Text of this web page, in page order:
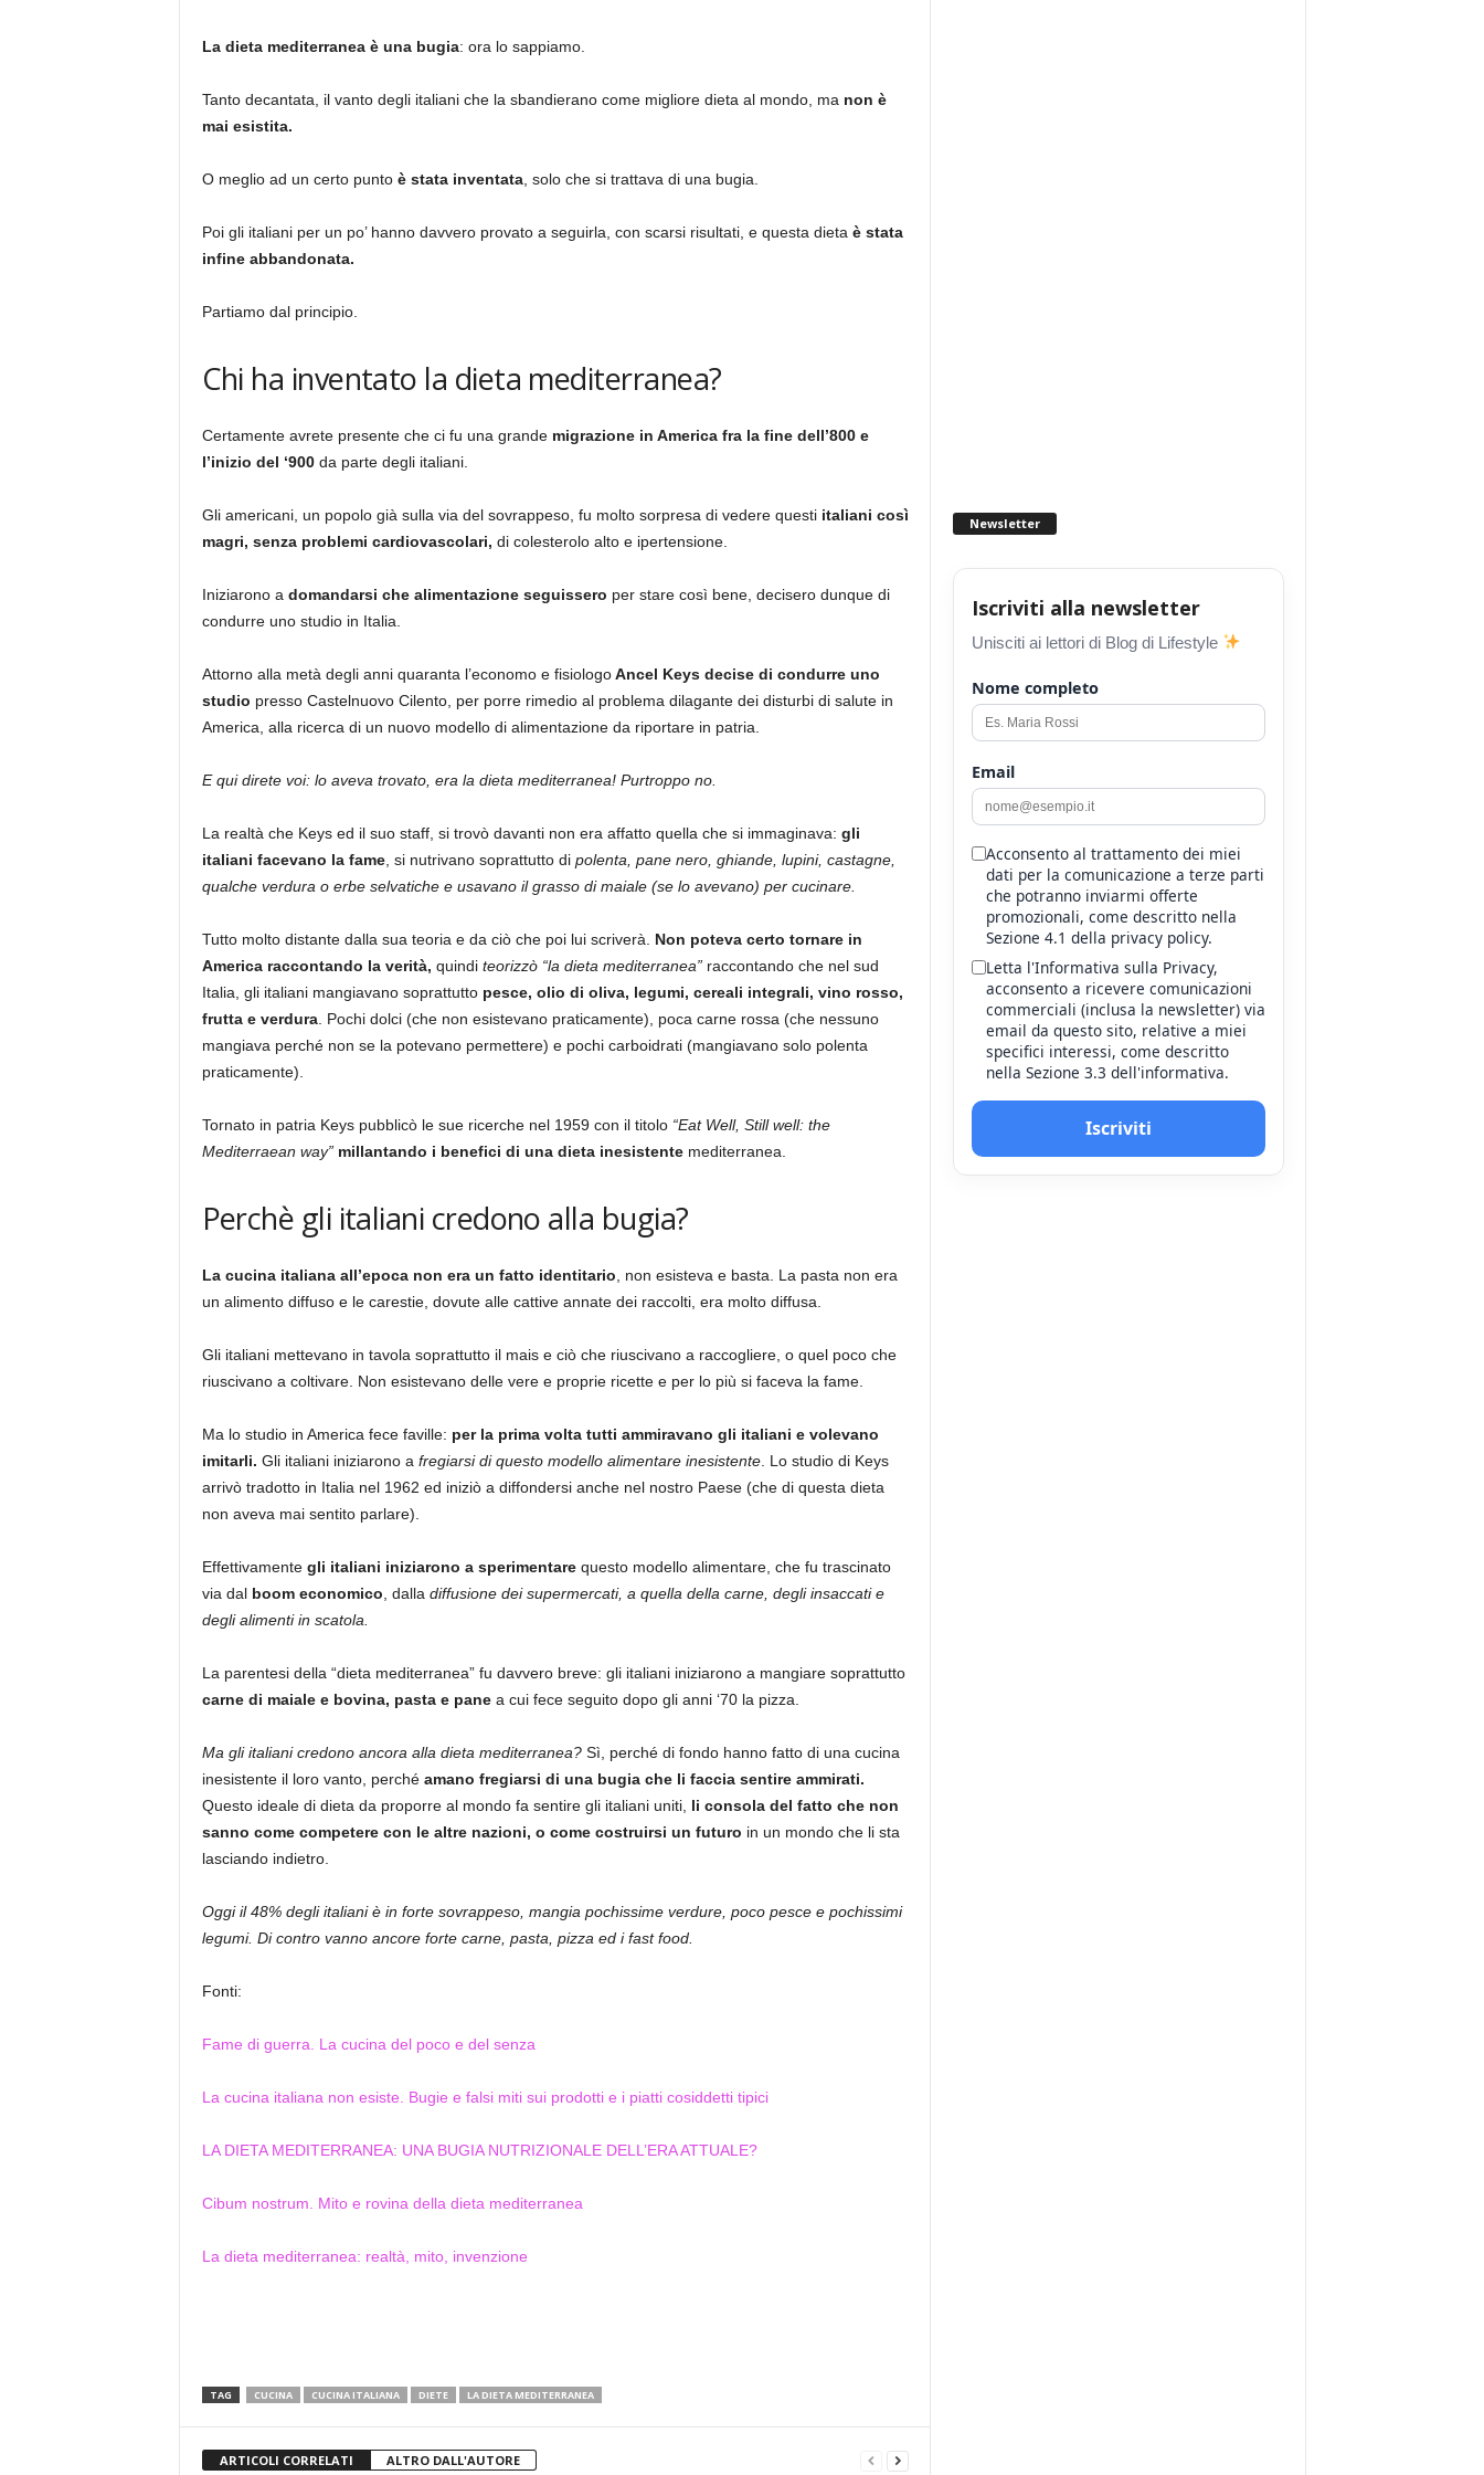
La dieta mediterranea è una bugia: ora lo sappiamo.
Tanto decantata, il vanto degli italiani che la sbandierano come migliore dieta al mondo, manon è
mai esistita.
O meglio ad un certo puntoè stata inventata, solo che si trattava di una bugia.
Poi gli italiani per un po’ hanno davvero provato a seguirla, con scarsi risultati, e questa dietaè stata
infine abbandonata.
Partiamo dal principio.
Chi ha inventato la dieta mediterranea?
Certamente avrete presente che ci fu una grande migrazione in America fra la fine dell’800 e
l’inizio del ‘900 da parte degli italiani.
Gli americani, un popolo già sulla via del sovrappeso, fu molto sorpresa di vedere questi italiani così
magri, senza problemi cardiovascolari, di colesterolo alto e ipertensione.
Iniziarono adomandarsi che alimentazione seguissero per stare così bene, decisero dunque di
condurre uno studio in Italia.
Attorno alla metà degli anni quaranta l’economo e fisiologoAncel Keys decise di condurre uno
studio presso Castelnuovo Cilento, per porre rimedio al problema dilagante dei disturbi di salute in
America, alla ricerca di un nuovo modello di alimentazione da riportare in patria.
E qui direte voi: lo aveva trovato, era la dieta mediterranea! Purtroppo no.
La realtà che Keys ed il suo staff, si trovò davanti non era affatto quella che si immaginava: gli
italiani facevano la fame, si nutrivano soprattutto dipolenta, pane nero, ghiande, lupini, castagne,
qualche verdura o erbe selvatiche e usavano il grasso di maiale (se lo avevano) per cucinare.
Tutto molto distante dalla sua teoria e da ciò che poi lui scriverà. Non poteva certo tornare in
America raccontando la verità, quindi teorizzò “la dieta mediterranea”raccontando che nel sud
Italia, gli italiani mangiavano soprattutto pesce, olio di oliva, legumi, cereali integrali, vino rosso,
frutta e verdura. Pochi dolci (che non esistevano praticamente), poca carne rossa (che nessuno
mangiava perché non se la potevano permettere) e pochi carboidrati (mangiavano solo polenta
praticamente).
Tornato in patria Keys pubblicò le sue ricerche nel 1959 con il titolo“Eat Well, Still well: the
Mediterraean way” millantando i benefici di una dieta inesistente mediterranea.
Perchè gli italiani credono alla bugia?
La cucina italiana all’epoca non era un fatto identitario, non esisteva e basta. La pasta non era
un alimento diffuso e le carestie, dovute alle cattive annate dei raccolti, era molto diffusa.
Gli italiani mettevano in tavola soprattutto il mais e ciò che riuscivano a raccogliere, o quel poco che
riuscivano a coltivare. Non esistevano delle vere e proprie ricette e per lo più si faceva la fame.
Ma lo studio in America fece faville: per la prima volta tutti ammiravano gli italiani e volevano
imitarli. Gli italiani iniziarono afregiarsi di questo modello alimentare inesistente. Lo studio di Keys
arrivò tradotto in Italia nel 1962 ed iniziò a diffondersi anche nel nostro Paese (che di questa dieta
non aveva mai sentito parlare).
Effettivamentegli italiani iniziarono a sperimentarequesto modello alimentare, che fu trascinato
via dal boom economico, dalla diffusione dei supermercati, a quella della carne, degli insaccati e
degli alimenti in scatola.
La parentesi della “dieta mediterranea” fu davvero breve: gli italiani iniziarono a mangiare soprattutto
carne di maiale e bovina, pasta e pane a cui fece seguito dopo gli anni ‘70 la pizza.
Ma gli italiani credono ancora alla dieta mediterranea? Sì, perché di fondo hanno fatto di una cucina
inesistente il loro vanto, perché amano fregiarsi di una bugia che li faccia sentire ammirati.
Questo ideale di dieta da proporre al mondo fa sentire gli italiani uniti, li consola del fatto che non
sanno come competere con le altre nazioni, o come costruirsi un futuro in un mondo che li sta
lasciando indietro.
Oggi il 48% degli italiani è in forte sovrappeso, mangia pochissime verdure, poco pesce e pochissimi
legumi. Di contro vanno ancore forte carne, pasta, pizza ed i fast food.
Fonti:
Fame di guerra. La cucina del poco e del senza
La cucina italiana non esiste. Bugie e falsi miti sui prodotti e i piatti cosiddetti tipici
LA DIETA MEDITERRANEA: UNA BUGIA NUTRIZIONALE DELL’ERA ATTUALE?
Cibum nostrum. Mito e rovina della dieta mediterranea
La dieta mediterranea: realtà, mito, invenzione
TAG CUCINA CUCINA ITALIANA DIETE LA DIETA MEDITERRANEA
ARTICOLI CORRELATI ALTRO DALL'AUTORE
Newsletter
Iscriviti alla newsletter
Unisciti ai lettori di Blog di Lifestyle
Nome completo
Email
Acconsento al trattamento dei miei
dati per la comunicazione a terze parti
che potranno inviarmi offerte
promozionali, come descritto nella
Sezione 4.1 della privacy policy.
Letta l'Informativa sulla Privacy,
acconsento a ricevere comunicazioni
commerciali (inclusa la newsletter) via
email da questo sito, relative a miei
specifici interessi, come descritto
nella Sezione 3.3 dell'informativa.
Iscriviti